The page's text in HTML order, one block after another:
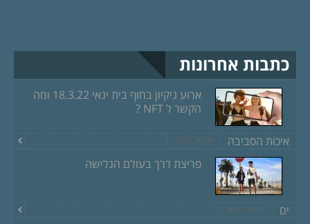
כתבות אחרונות
ארוע ניקיון בחוף בית ינאי 18.3.22 ומה
הקשר ל NFT ?
איכות הסביבה מרץ 8, 2022
פריצת דרך בעולם הגלישה
ים יוני 18, 2020